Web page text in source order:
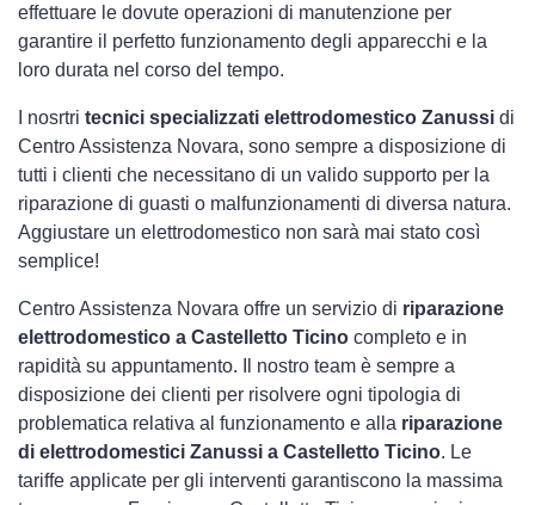
effettuare le dovute operazioni di manutenzione per
garantire il perfetto funzionamento degli apparecchi e la
loro durata nel corso del tempo.
I nosrtri tecnici specializzati elettrodomestico Zanussi di
Centro Assistenza Novara, sono sempre a disposizione di
tutti i clienti che necessitano di un valido supporto per la
riparazione di guasti o malfunzionamenti di diversa natura.
Aggiustare un elettrodomestico non sarà mai stato così
semplice!
Centro Assistenza Novara offre un servizio di riparazione
elettrodomestico a Castelletto Ticino completo e in
rapidità su appuntamento. Il nostro team è sempre a
disposizione dei clienti per risolvere ogni tipologia di
problematica relativa al funzionamento e alla riparazione
di elettrodomestici Zanussi a Castelletto Ticino. Le
tariffe applicate per gli interventi garantiscono la massima